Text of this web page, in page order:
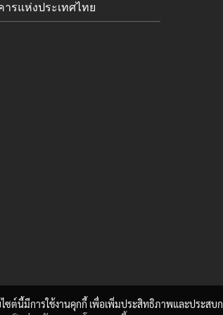
ารแห่งประเทศไทย
ไซต์นี้มีการใช้งานคุกกี้ เพื่อเพิ่มประสิทธิภาพและประสบ